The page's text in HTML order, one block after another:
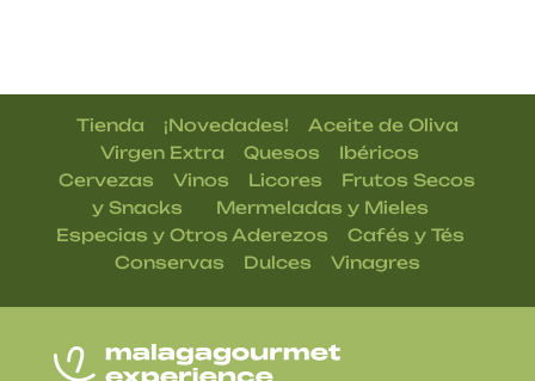
Tienda ¡Novedades!
Aceite de Oliva
Virgen Extra
|Quesos Ibéricos
Cervezas |Vinos Licores
Frutos Secos
y Snacks
Mermeladas y Mieles
Especias y Otros Aderezos Cafés y Tés
Conservas Dulces Vinagres